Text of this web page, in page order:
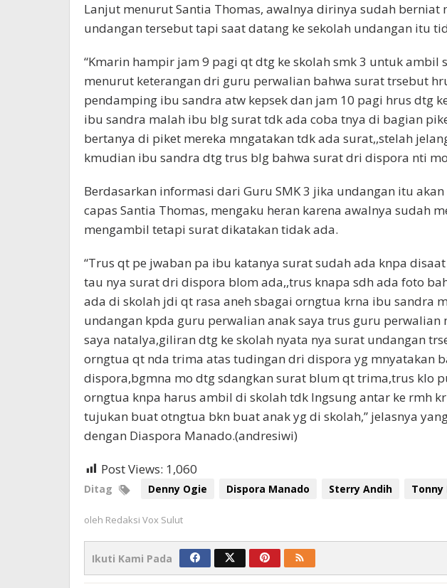
Lanjut menurut Santia Thomas, awalnya dirinya sudah berniat
undangan tersebut tapi saat datang ke sekolah undangan itu
“Kmarin hampir jam 9 pagi qt dtg ke skolah smk 3 untuk ambil
menurut keterangan dri guru perwalian bahwa surat trsebut
pendamping ibu sandra atw kepsek dan jam 10 pagi hrus dtg
ibu sandra malah ibu blg surat tdk ada coba tnya di bagian
bertanya di piket mereka mngatakan tdk ada surat,,stelah
kmudian ibu sandra dtg trus blg bahwa surat dri dispora nti
Berdasarkan informasi dari Guru SMK 3 jika undangan itu
capas Santia Thomas, mengaku heran karena awalnya sudah
mengambil tetapi surat dikatakan tidak ada.
“Trus qt pe jwaban pa ibu katanya surat sudah ada knpa
tau nya surat dri dispora blom ada,,trus knapa sdh ada foto
ada di skolah jdi qt rasa aneh sbagai orngtua krna ibu sandra
undangan kpda guru perwalian anak saya trus guru perwalian
saya natalya,giliran dtg ke skolah nyata nya surat undangan
orngtua qt nda trima atas tudingan dri dispora yg mnyatakan
dispora,bgmna mo dtg sdangkan surat blum qt trima,trus klo
orngtua knpa harus ambil di skolah tdk lngsung antar ke rmh
tujukan buat otngtua bkn buat anak yg di skolah,” jelasnya
dengan Diaspora Manado.(andresiwi)
Post Views: 1,060
Ditag Denny Ogie Dispora Manado Sterry Andih
oleh Redaksi Vox Sulut
Ikuti Kami Pada